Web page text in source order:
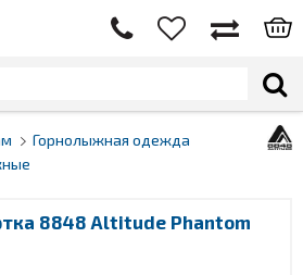
Горнолыжная одежда
8848 Altitude Phantom